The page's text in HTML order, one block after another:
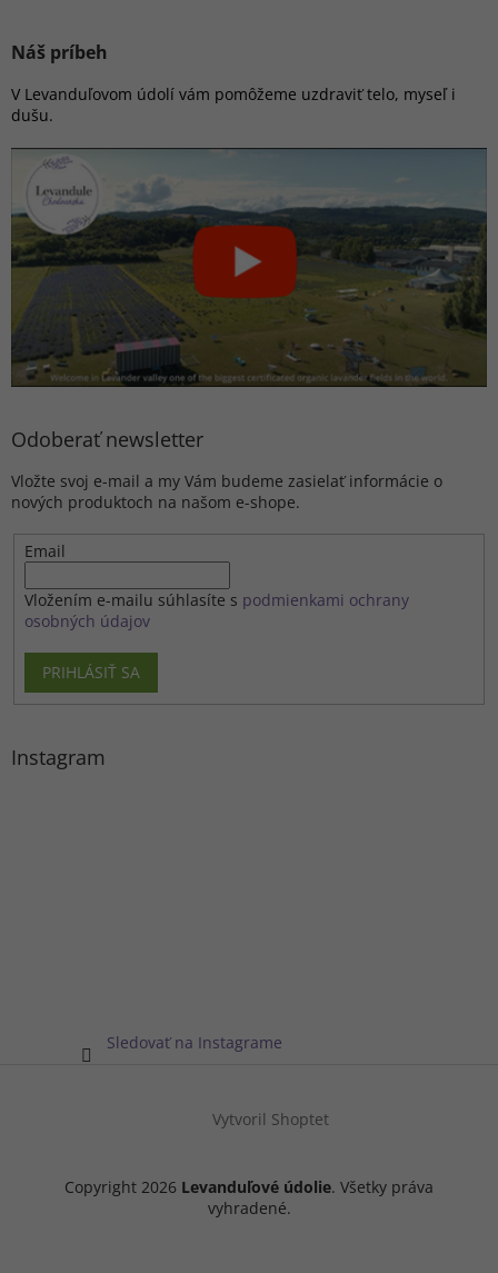
Náš príbeh
V Levanduľovom údolí vám pomôžeme uzdraviť telo, myseľ i
dušu.
Odoberať newsletter
Vložte svoj e-mail a my Vám budeme zasielať informácie o
nových produktoch na našom e-shope.
Email
Vložením e-mailu súhlasíte s podmienkami ochrany
osobných údajov
PRIHLÁSIŤ SA
Instagram
Sledovať na Instagrame
Vytvoril Shoptet
Copyright 2026 Levanduľové údolie. Všetky práva
vyhradené.